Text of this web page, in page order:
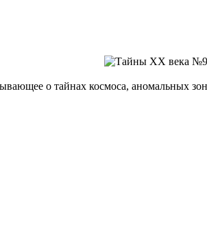
о тайнах космоса, аномальных